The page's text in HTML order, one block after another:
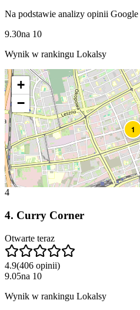
Na podstawie analizy opinii Google
9.30na 10
Wynik w rankingu Lokalsy
1
+
−
4
4. Curry Corner
Otwarte teraz
4.9(406 opinii)
9.05na 10
Wynik w rankingu Lokalsy